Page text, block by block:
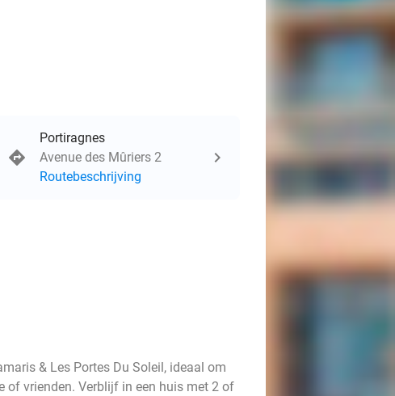
Portiragnes
Avenue des Mûriers 2
Routebeschrijving
& Les Portes Du Soleil, ideaal om
of vrienden. Verblijf in een huis met 2 of